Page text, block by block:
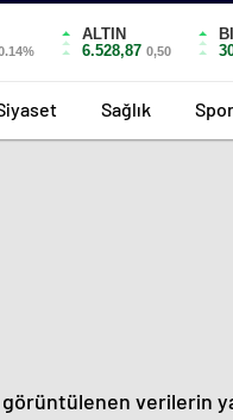
ALTIN
6.528,87 0,50
Sağlık Spor
verilerin